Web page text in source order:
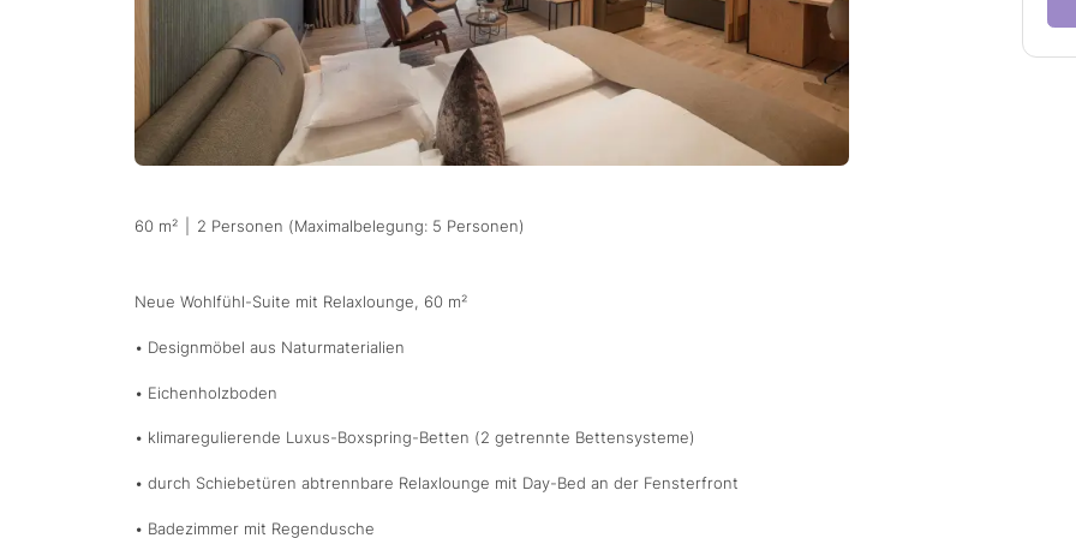
60 m² 2 Personen (Maximalbelegung: 5 Personen)
Neue Wohlfühl-Suite mit Relaxlounge, 60 m²
• Designmöbel aus Naturmaterialien
• Eichenholzboden
• klimaregulierende Luxus-Boxspring-Betten (2 getrennte Bettensysteme)
• durch Schiebetüren abtrennbare Relaxlounge mit Day-Bed an der Fensterfront
• Badezimmer mit Regendusche